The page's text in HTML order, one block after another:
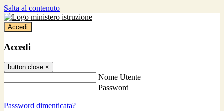
Salta al contenuto
Accedi
Accedi
button close ×
Nome Utente
Password
Password dimenticata?